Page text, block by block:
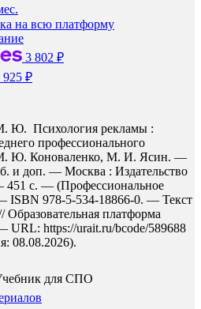
на всю платформу
3 802 ₽
925 ₽
Ю. Психология рекламы :
профессионального
М. Ю. Коноваленко, М. И. Ясин. —
и доп. — Москва : Издательство
с. — (Профессиональное
ISBN 978-5-534-18866-0. — Текст
Образовательная платформа
https://urait.ru/bcode/589688
08.08.2026).
для СПО